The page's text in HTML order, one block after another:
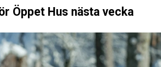
Öppet Hus nästa vecka